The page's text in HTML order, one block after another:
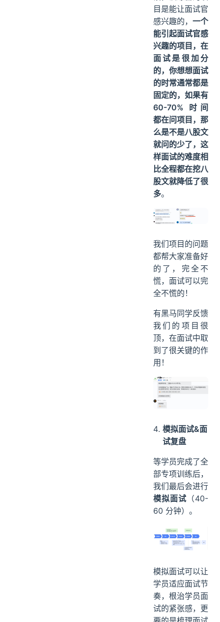
目是能让面试官
感兴趣的， 一个
能引起面试官感
兴趣的项目，在
面试是很加分
的，你想想面试
的时常通常都是
固定的，如果有
60-70% 时间
都在问项目，那
么是不是八股文
就问的少了，这
样面试的难度相
比全程都在挖八
股文就降低了很
多。
我们项目的问题
都帮大家准备好
的了，完全不
慌，面试可以完
全不慌的！
有黑马同学反馈
我们的项目很
顶，在面试中取
到了很关键的作
用！
模拟面试&面
试复盘
等学员完成了全
部专项训练后，
我们最后会进行
模拟面试 （40-
60 分钟）。
模拟面试可以让
学员适应面试节
奏，根治学员面
试的紧张感，更